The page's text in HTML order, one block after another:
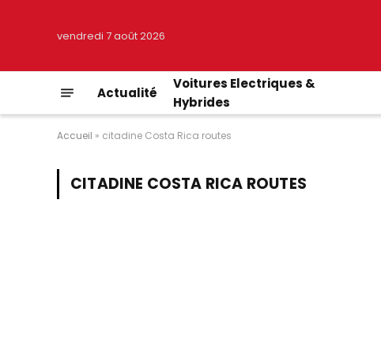
vendredi 7 août 2026
Actualité
Voitures Electriques &
Hybrides
Accueil » citadine Costa Rica routes
CITADINE COSTA RICA ROUTES